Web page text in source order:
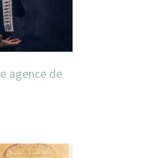
agence de